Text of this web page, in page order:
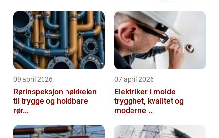
09 april 2026
Rørinspeksjon nøkkelen
til trygge og holdbare
rør...
07 april 2026
Elektriker i molde
trygghet, kvalitet og
moderne ...